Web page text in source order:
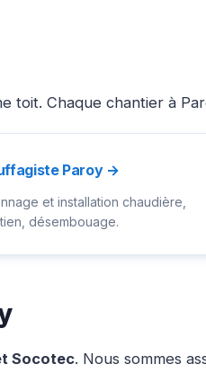
toit. Chaque chantier à
Paroy →
et installation chaudière,
désembouage.
Socotec. Nous sommes